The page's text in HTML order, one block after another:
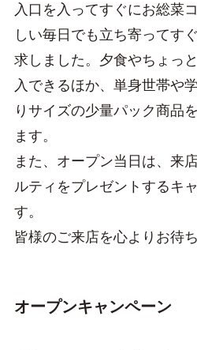
入口を入ってすぐにお総菜
しい毎日でも立ち寄ってす
求しました。夕食やちょっ
入できるほか、単身世帯や
りサイズの少量パック商品
ます。
また、オープン当日は、来
ルティをプレゼントするキ
す。
皆様のご来店を心よりお待
オープンキャンペーン